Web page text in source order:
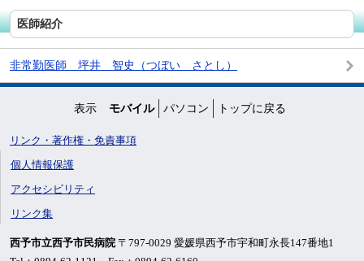
医師紹介
非常勤医師 坪井 智史（つぼい さとし）
表示 モバイル パソコン トップに戻る
リンク・著作権・免責事項
個人情報保護
アクセシビリティ
リンク集
西予市立西予市民病院 〒797-0029 愛媛県西予市宇和町永長147番地1